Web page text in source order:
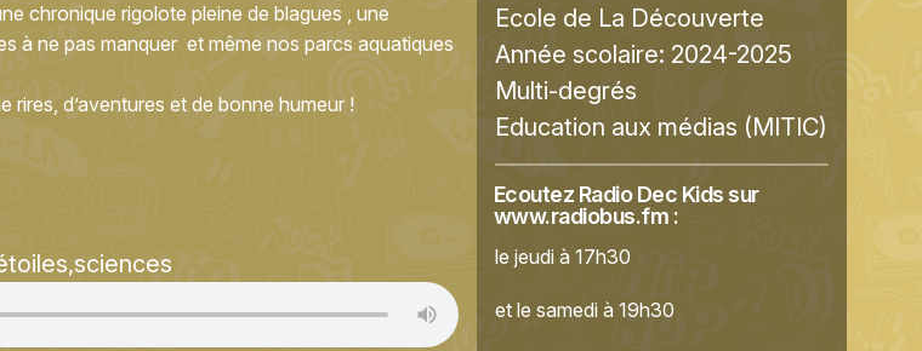
chronique rigolote pleine de blagues , une
à ne pas manquer et même nos parcs aquatiques
rires, d’aventures et de bonne humeur !
sciences
Ecole de La Découverte
Année scolaire: 2024-2025
Multi-degrés
Education aux médias (MITIC)
Ecoutez Radio Dec Kids sur
www.radiobus.fm :
le jeudi à 17h30
et le samedi à 19h30